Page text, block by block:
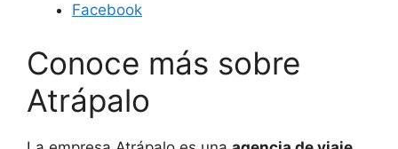
Facebook
Conoce más sobre
Atrápalo